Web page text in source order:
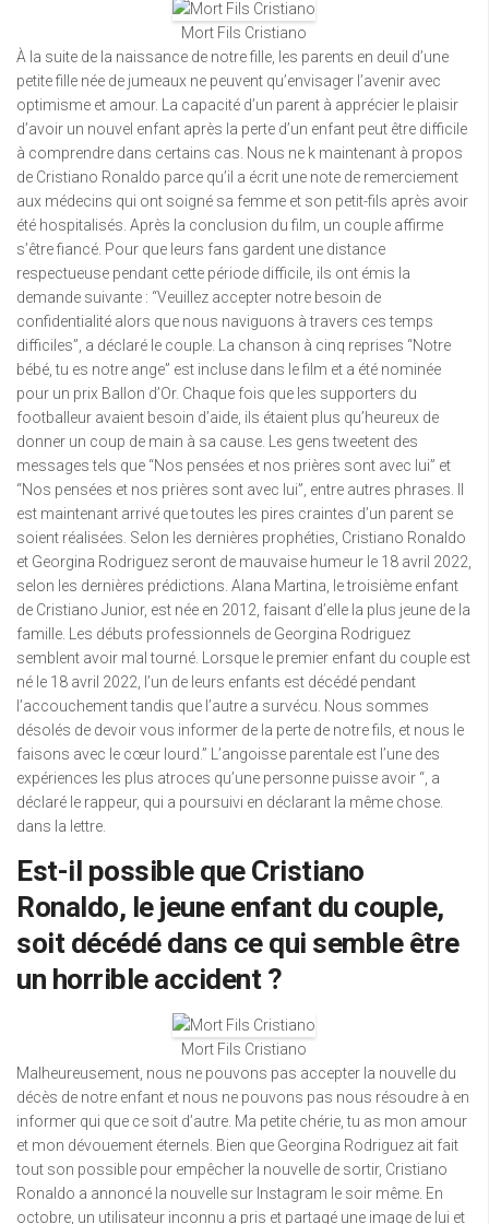
Mort Fils Cristiano
À la suite de la naissance de notre fille, les parents en deuil d’une
petite fille née de jumeaux ne peuvent qu’envisager l’avenir avec
optimisme et amour. La capacité d’un parent à apprécier le plaisir
d’avoir un nouvel enfant après la perte d’un enfant peut être difficile
à comprendre dans certains cas. Nous ne k maintenant à propos
de Cristiano Ronaldo parce qu’il a écrit une note de remerciement
aux médecins qui ont soigné sa femme et son petit-fils après avoir
été hospitalisés. Après la conclusion du film, un couple affirme
s’être fiancé. Pour que leurs fans gardent une distance
respectueuse pendant cette période difficile, ils ont émis la
demande suivante : “Veuillez accepter notre besoin de
confidentialité alors que nous naviguons à travers ces temps
difficiles”, a déclaré le couple. La chanson à cinq reprises “Notre
bébé, tu es notre ange” est incluse dans le film et a été nominée
pour un prix Ballon d’Or. Chaque fois que les supporters du
footballeur avaient besoin d’aide, ils étaient plus qu’heureux de
donner un coup de main à sa cause. Les gens tweetent des
messages tels que “Nos pensées et nos prières sont avec lui” et
“Nos pensées et nos prières sont avec lui”, entre autres phrases. Il
est maintenant arrivé que toutes les pires craintes d’un parent se
soient réalisées. Selon les dernières prophéties, Cristiano Ronaldo
et Georgina Rodriguez seront de mauvaise humeur le 18 avril 2022,
selon les dernières prédictions. Alana Martina, le troisième enfant
de Cristiano Junior, est née en 2012, faisant d’elle la plus jeune de la
famille. Les débuts professionnels de Georgina Rodriguez
semblent avoir mal tourné. Lorsque le premier enfant du couple est
né le 18 avril 2022, l’un de leurs enfants est décédé pendant
l’accouchement tandis que l’autre a survécu. Nous sommes
désolés de devoir vous informer de la perte de notre fils, et nous le
faisons avec le cœur lourd.” L’angoisse parentale est l’une des
expériences les plus atroces qu’une personne puisse avoir “, a
déclaré le rappeur, qui a poursuivi en déclarant la même chose.
dans la lettre.
Est-il possible que Cristiano
Ronaldo, le jeune enfant du couple,
soit décédé dans ce qui semble être
un horrible accident ?
Mort Fils Cristiano
Malheureusement, nous ne pouvons pas accepter la nouvelle du
décès de notre enfant et nous ne pouvons pas nous résoudre à en
informer qui que ce soit d’autre. Ma petite chérie, tu as mon amour
et mon dévouement éternels. Bien que Georgina Rodriguez ait fait
tout son possible pour empêcher la nouvelle de sortir, Cristiano
Ronaldo a annoncé la nouvelle sur Instagram le soir même. En
octobre, un utilisateur inconnu a pris et partagé une image de lui et